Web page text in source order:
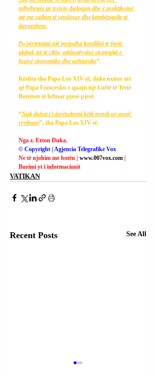
udhëheqës që nxisin dialogun dhe e praktikojnë
atë me vullnet të vendosur dhe këmbëngulje të
durueshme.
Po përjetojmë një periudhë konflikti të fortë
global, në të cilën, mbizotërojnë strategjitë e
fuqisë ekonomike dhe ushtarake”.
Kështu tha Papa Leo XIV-të, duke nxitur atë
që Papa Françesku e quajti një Luftë të Tretë
Botërore të luftuar pjesë-pjesë.
“Nuk duhet t'i dorëzohemi këtij trendi në asnjë
rrethanë”, tha Papa Leo XIV-të.
Nga z. Erton Duka.
© Copyright | Agjencia Telegrafike Vox
Ne të njohim me botën | www.007vox.com |
Burimi yt i informacionit
VATIKAN
Recent Posts See All